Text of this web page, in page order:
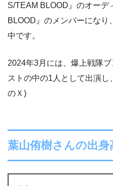
S/TEAM BLOOD』のオーデ
BLOOD』のメンバーになり
中です。
2024年3月には、爆上戦隊
ストの中の1人として出演
のＸ)
葉山侑樹さんの出身